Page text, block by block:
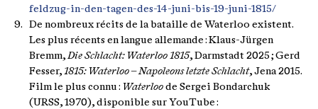
feldzug-in-den-tagen-des-14-juni-bis-19-juni-1815/
De nombreux récits de la bataille de Waterloo existent.
Les plus récents en langue allemande : Klaus-Jürgen
Bremm, Die Schlacht: Waterloo 1815, Darmstadt 2025 ; Gerd
Fesser, 1815: Waterloo – Napoleons letzte Schlacht, Jena 2015.
Film le plus connu : Waterloo de Sergei Bondarchuk
(URSS, 1970), disponible sur YouTube :